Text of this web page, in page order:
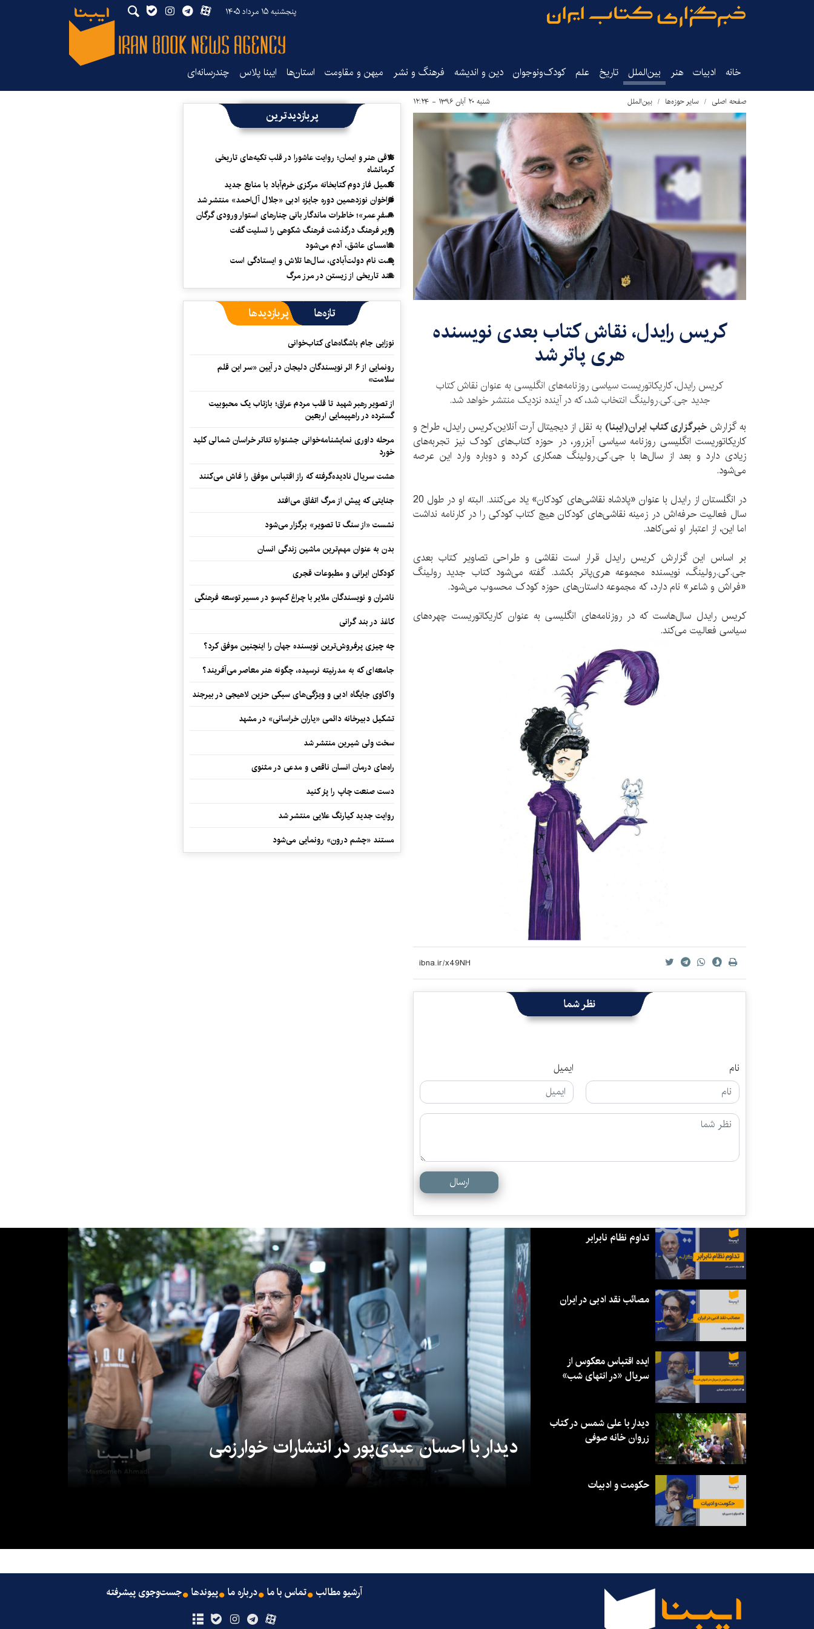
پنجشنبه ۱۵ مرداد ۱۴۰۵
خانه ادبیات هنر بین‌الملل تاریخ‌ علم کودک‌ونوجوان دین و اندیشه فرهنگ و نشر میهن و مقاومت استان‌ها ایبنا پلاس چندرسانه‌ای
صفحه اصلی سایر حوزه‌ها بین‌الملل شنبه ۲۰ آبان ۱۳۹۶ - ۱۲:۲۴
کریس رایدل، نقاش کتاب بعدی نویسنده
هری پاتر شد
کریس رایدل، کاریکاتوریست سیاسی روزنامه‌های انگلیسی به عنوان نقاش کتاب
جدید جی.کی.رولینگ انتخاب شد، که در آینده نزدیک منتشر خواهد شد.
به گزارش خبرگزاری کتاب ایران(ایبنا) به نقل از دیجیتال آرت آنلاین،کریس رایدل، طراح و
کاریکاتوریست انگلیسی روزنامه سیاسی آبزرور، در حوزه کتاب‌های کودک نیز تجربه‌های
زیادی دارد و بعد از سال‌ها با جی.کی.رولینگ همکاری کرده و دوباره وارد این عرصه
می‌شود.
در انگلستان از رایدل با عنوان «پادشاه نقاشی‌های کودکان» یاد می‌کنند. البته او در طول 20
سال فعالیت حرفه‌اش در زمینه نقاشی‌های کودکان هیچ کتاب کودکی را در کارنامه نداشت
اما این، از اعتبار او نمی‌کاهد.
بر اساس این گزارش کریس رایدل قرار است نقاشی و طراحی تصاویر کتاب بعدی
جی.کی.رولینگ، نویسنده مجموعه هری‌پاتر بکشد. گفته می‌شود کتاب جدید رولینگ
«فراش و شاعر» نام دارد، که مجموعه داستان‌های حوزه کودک محسوب می‌شود.
کریس رایدل سال‌هاست که در روزنامه‌های انگلیسی به عنوان کاریکاتوریست چهره‌های
سیاسی فعالیت می‌کند.
نظر شما
نام ایمیل
ارسال
پربازدیدترین
تلاقی هنر و ایمان؛ روایت عاشورا در قلب تکیه‌های تاریخی
کرمانشاه
تکمیل فاز دوم کتابخانه مرکزی خرم‌آباد با منابع جدید
فراخوان نوزدهمین دوره جایزه ادبی «جلال آل‌احمد» منتشر شد
«سفرِ عمر»؛ خاطرات ماندگار بانی چنارهای استوار ورودی گرگان
وزیر فرهنگ درگذشت فرهنگ شکوهی را تسلیت گفت
سامسای عاشق، آدم می‌شود
پشت نام دولت‌آبادی، سال‌ها تلاش و ایستادگی است
سند تاریخی از زیستن در مرز مرگ
تازه‌ها پربازدیدها
نوزایی جام باشگاه‌های کتاب‌خوانی
رونمایی از ۶ اثر نویسندگان دلیجان در آیین «سر این قلم
سلامت»
از تصویر رهبر شهید تا قلب مردم عراق؛ بازتاب یک محبوبیت
گسترده در راهپیمایی اربعین
مرحله داوری نمایشنامه‌خوانی جشنواره تئاتر خراسان شمالی کلید
خورد
هشت سریال نادیده‌گرفته که راز اقتباس موفق را فاش می‌کنند
جنایتی که پیش از مرگ اتفاق می‌افتد
نشست «از سنگ تا تصویر» برگزار می‌شود
بدن به عنوان مهم‌ترین ماشین زندگی انسان
کودکان ایرانی و مطبوعات قجری
ناشران و نویسندگان ملایر با چراغ کم‌سو در مسیر توسعه فرهنگی
کاغذ در بند گرانی
چه چیزی پرفروش‌ترین نویسنده جهان را اینچنین موفق کرد؟
جامعه‌ای که به مدرنیته نرسیده، چگونه هنر معاصر می‌آفریند؟
واکاوی جایگاه ادبی و ویژگی‌های سبکی حزین لاهیجی در بیرجند
تشکیل دبیرخانه دائمی «یاران خراسانی» در مشهد
سخت ولی شیرین منتشر شد
راه‌های درمان انسان ناقص و مدعی در مثنوی
دست صنعت چاپ را پرُ کنید
روایت جدید کیارنگ علایی منتشر شد
مستند «چشم درون» رونمایی می‌شود
دیدار با احسان عبدی‌پور در انتشارات خوارزمی
تداوم نظام نابرابر
مصائب نقد ادبی در ایران
ایده اقتباس معکوس از
سریال «در انتهای شب»
دیدار با علی شمس در کتاب
زروان خانه صوفی
حکومت و ادبیات
آرشیو مطالب تماس با ما درباره ما پیوندها جست‌وجوی پیشرفته